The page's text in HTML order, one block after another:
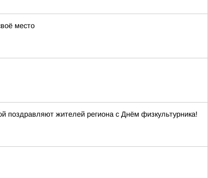
место
поздравляют жителей региона с Днём физкультурника!